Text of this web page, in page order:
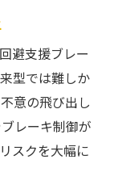
避支援ブレー
型では難しか
意の飛び出し
レーキ制御が
スクを大幅に